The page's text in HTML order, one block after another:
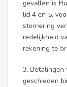
gevallen is
lid 4 en 5,
stornering
redelijkheid
rekening te
3. Betalingen
geschieden